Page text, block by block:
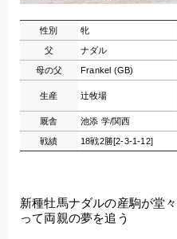
性別 牝
父 ナダル
母の父 Frankel (GB)
生産 辻牧場
厩舎 池添 学/関西
戦績 18戦2勝[2-3-1-12]
新種牡馬ナダルの産駒が堂
って両親の夢を追う